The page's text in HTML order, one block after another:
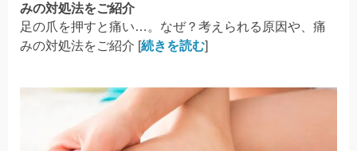
みの対処法をご紹介
足の爪を押すと痛い…。なぜ？考えられる原因や、痛
みの対処法をご紹介 [続きを読む]